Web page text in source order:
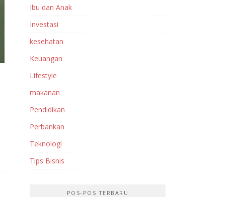
Ibu dan Anak
Investasi‎
kesehatan
Keuangan
Lifestyle
makanan
Pendidikan
Perbankan‎
Teknologi
Tips Bisnis
POS-POS TERBARU